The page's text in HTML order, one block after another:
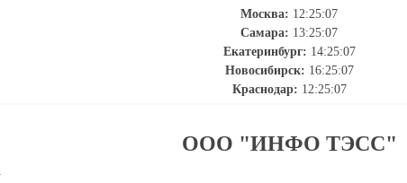
Москва: 12:25:08
Самара: 13:25:08
Екатеринбург: 14:25:08
Новосибирск: 16:25:08
Краснодар: 12:25:08
ООО "ИНФО ТЭСС"